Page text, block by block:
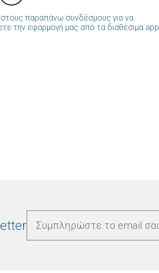
παραπάνω συνδέσμους για να
την εφαρμογή μας από τα διαθέσιμα app